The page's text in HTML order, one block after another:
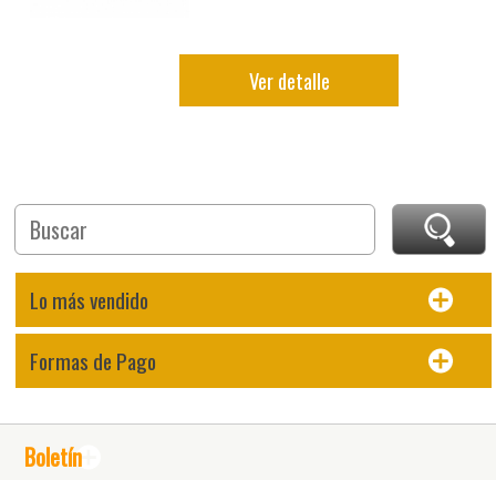
Ver detalle
Lo más vendido
Formas de Pago
Boletín